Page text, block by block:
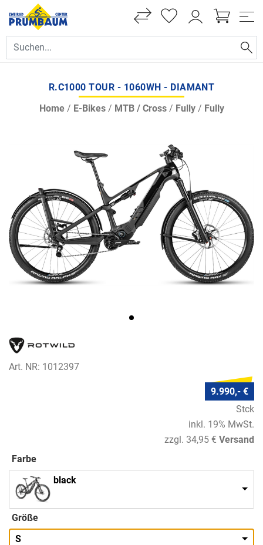
R.C1000 TOUR - 1060WH - DIAMANT
Home/ E-Bikes/ MTB / Cross/ Fully/ Fully
Art. NR: 1012397
9.990,- €
Stck
inkl. 19% MwSt.
zzgl. 34,95 € Versand
Farbe
black
Größe
S